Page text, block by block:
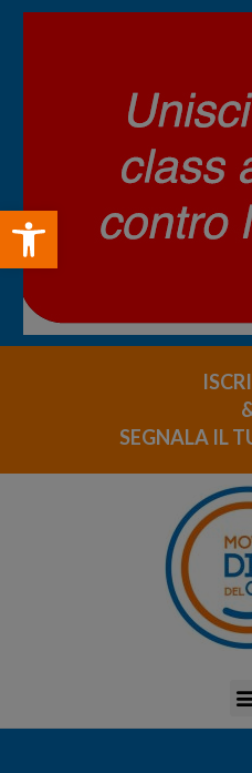
Open toolbar
SEGNALA IL